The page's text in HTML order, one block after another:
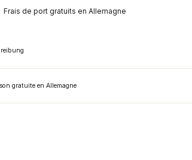
Frais de port gratuits en Allemagne
gratuite en Allemagne